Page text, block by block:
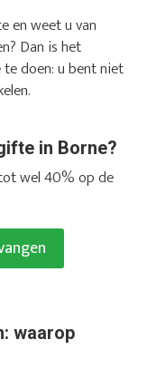
en weet u van
Dan is het
doen: u bent niet
in Borne?
wel 40% op de
waarop